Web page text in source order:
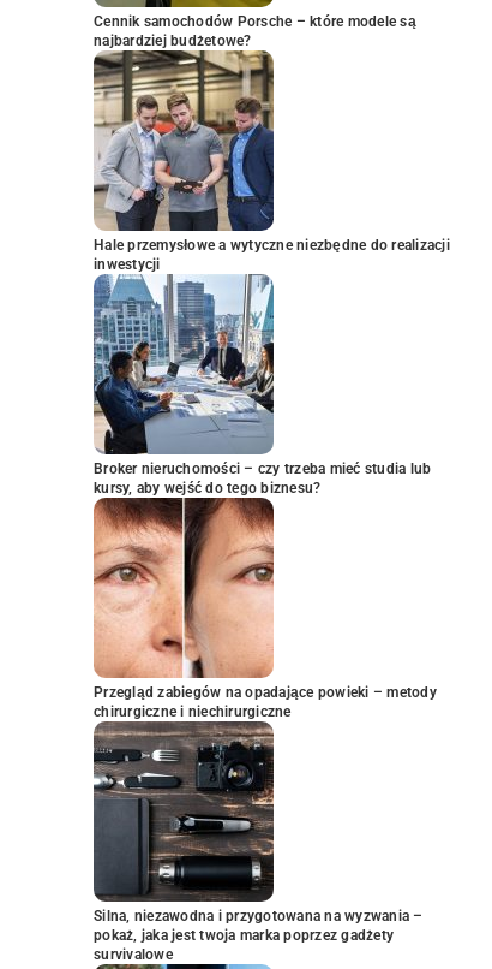
Cennik samochodów Porsche – które modele są
najbardziej budżetowe?
Hale przemysłowe a wytyczne niezbędne do realizacji
inwestycji
Broker nieruchomości – czy trzeba mieć studia lub
kursy, aby wejść do tego biznesu?
Przegląd zabiegów na opadające powieki – metody
chirurgiczne i niechirurgiczne
Silna, niezawodna i przygotowana na wyzwania –
pokaż, jaka jest twoja marka poprzez gadżety
survivalowe